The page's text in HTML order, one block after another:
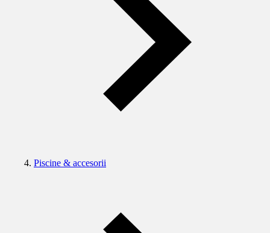
Piscine & accesorii